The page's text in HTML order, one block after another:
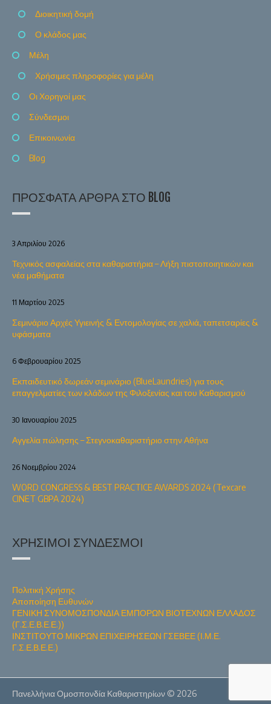
Διοικητική δομή
Ο κλάδος μας
Μέλη
Χρήσιμες πληροφορίες για μέλη
Οι Χορηγοί μας
Σύνδεσμοι
Επικοινωνία
Blog
ΠΡΌΣΦΑΤΑ ΆΡΘΡΑ ΣΤΟ BLOG
Τεχνικός ασφαλείας στα καθαριστήρια – Λήξη πιστοποιητικών και
νέα μαθήματα
3 Απριλίου 2026
Σεμινάριο Αρχές Υγιεινής & Εντομολογίας σε χαλιά, ταπετσαρίες &
υφάσματα
11 Μαρτίου 2025
Εκπαιδευτικό δωρεάν σεμινάριο (BlueLaundries) για τους
επαγγελματίες των κλάδων της Φιλοξενίας και του Καθαρισμού
6 Φεβρουαρίου 2025
Αγγελία πώλησης – Στεγνοκαθαριστήριο στην Αθήνα
30 Ιανουαρίου 2025
WORD CONGRESS & BEST PRACTICE AWARDS 2024 (Texcare
CINET GBPA 2024)
26 Νοεμβρίου 2024
ΧΡΉΣΙΜΟΙ ΣΎΝΔΕΣΜΟΙ
Πολιτική Χρήσης
Αποποίηση Ευθυνών
ΓΕΝΙΚΗ ΣΥΝΟΜΟΣΠΟΝΔΙΑ ΕΜΠΟΡΩΝ ΒΙΟΤΕΧΝΩΝ ΕΛΛΑΔΟΣ
(Γ.Σ.Ε.Β.Ε.Ε.))
ΙΝΣΤΙΤΟΥΤΟ ΜΙΚΡΩΝ ΕΠΙΧΕΙΡΗΣΕΩΝ ΓΣΕΒΕΕ (Ι.Μ.Ε.
Γ.Σ.Ε.Β.Ε.Ε.)
Πανελλήνια Ομοσπονδία Καθαριστηρίων © 2026